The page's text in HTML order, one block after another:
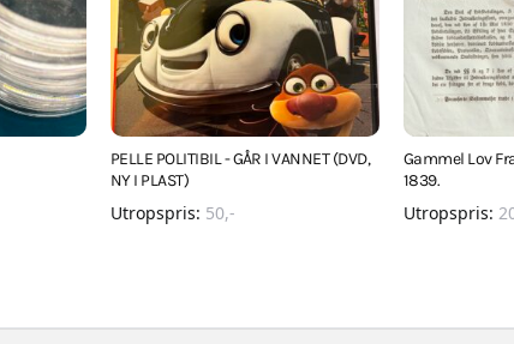
PELLE POLITIBIL - GÅR I VANNET (DVD,
NY I PLAST)
Utropspris: 50,-
Gammel Lov
1839.
Utropspris: